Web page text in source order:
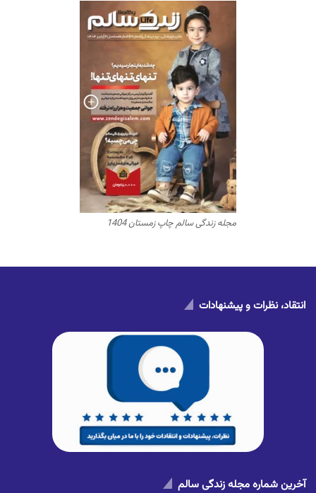
مجله زندگی سالم چاپ زمستان 1404
انتقاد، نظرات و پیشنهادات
آخرین شماره مجله زندگی سالم